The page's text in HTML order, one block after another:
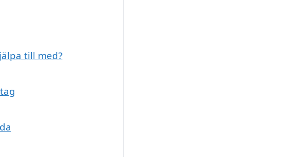
till med?